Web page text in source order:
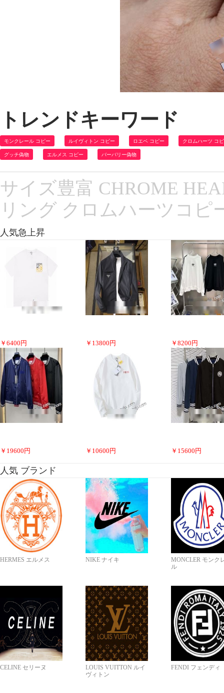
トレンドキーワード
モンクレール コピー ルイヴィトン コピー ロエベ コピー クロムハーツ コ
グッチ偽物 エルメス コピー バーバリー偽物
サイズ豊富 CHROME
リング クロムハーツコピ
人気急上昇
￥ 6400 円 ￥ 13800 円 ￥ 8200 円
￥ 19600 円 ￥ 10600 円 ￥ 15600 円
人気 ブランド
HERMES エルメス NIKE ナイキ
MONCLER モンク
ル
CELINE セリーヌ
LOUIS VUITTON ルイ
ヴィトン
FENDI フェンディ